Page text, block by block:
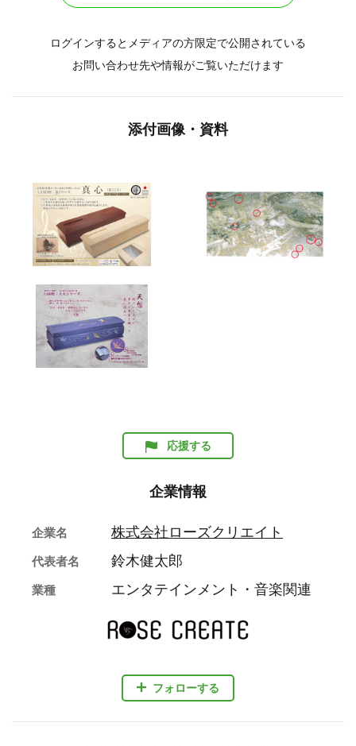
ログインするとメディアの方限定で公開されている
お問い合わせ先や情報がご覧いただけます
添付画像・資料
応援する
企業情報
フォローする
企業名 株式会社ローズクリエイト
代表者名 鈴木健太郎
業種 エンタテインメント・音楽関連